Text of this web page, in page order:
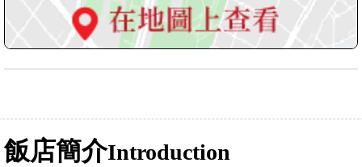
飯店簡介Introduction